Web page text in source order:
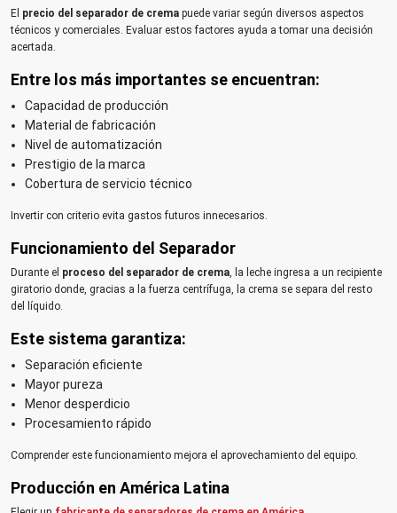
El precio del separador de crema puede variar según diversos aspectos
técnicos y comerciales. Evaluar estos factores ayuda a tomar una decisión
acertada.
Entre los más importantes se encuentran:
Capacidad de producción
Material de fabricación
Nivel de automatización
Prestigio de la marca
Cobertura de servicio técnico
Invertir con criterio evita gastos futuros innecesarios.
Funcionamiento del Separador
Durante el proceso del separador de crema, la leche ingresa a un recipiente
giratorio donde, gracias a la fuerza centrífuga, la crema se separa del resto
del líquido.
Este sistema garantiza:
Separación eficiente
Mayor pureza
Menor desperdicio
Procesamiento rápido
Comprender este funcionamiento mejora el aprovechamiento del equipo.
Producción en América Latina